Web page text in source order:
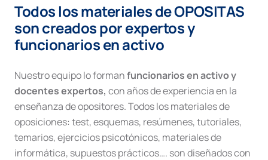
Todos los materiales de OPOSITAS
son creados por expertos y
funcionarios en activo
Nuestro equipo lo formanfuncionarios en activo y
docentes expertos, con años de experiencia en la
enseñanza de opositores. Todos los materiales de
oposiciones: test, esquemas, resúmenes, tutoriales,
temarios, ejercicios psicotónicos, materiales de
informática, supuestos prácticos…. son diseñados con